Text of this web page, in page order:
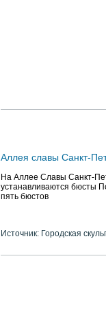
Аллея славы Санкт-
На Аллее Славы Санкт-
устанавливаются бюсты
пять бюстов
Источник: Городская